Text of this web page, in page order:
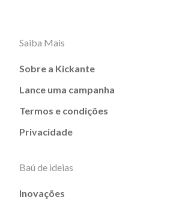
Saiba Mais
Sobre a Kickante
Lance uma campanha
Termos e condições
Privacidade
Baú de ideias
Inovações